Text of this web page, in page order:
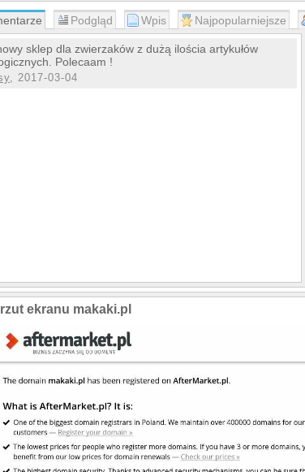
Podgląd Wpis Najpopularniejsze
sklep dla zwierzaków z dużą ilościa artykułów
Polecaam !
, 2017-03-04
ekranu makaki.pl